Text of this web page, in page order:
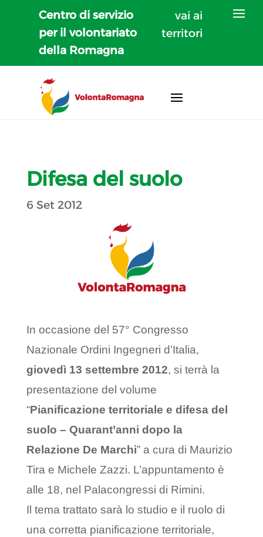
Centro di servizio
per il volontariato
della Romagna
vai ai
territori
Difesa del suolo
6 Set 2012
In occasione del 57° Congresso
Nazionale Ordini Ingegneri d’Italia,
giovedì 13 settembre 2012, si terrà la
presentazione del volume
“Pianificazione territoriale e difesa del
suolo – Quarant’anni dopo la
Relazione De Marchi” a cura di Maurizio
Tira e Michele Zazzi. L’appuntamento è
alle 18, nel Palacongressi di Rimini.
Il tema trattato sarà lo studio e il ruolo di
una corretta pianificazione territoriale,